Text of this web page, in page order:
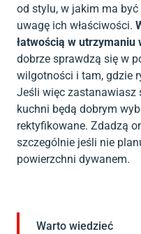
od stylu, w jakim ma
uwagę ich właściwości.
łatwością w utrzymaniu
dobrze sprawdzą się w
wilgotności i tam, gdzie
Jeśli więc zastanawiasz
kuchni będą dobrym
rektyfikowane. Zdadzą
szczególnie jeśli nie
powierzchni dywanem.
Warto wiedzieć